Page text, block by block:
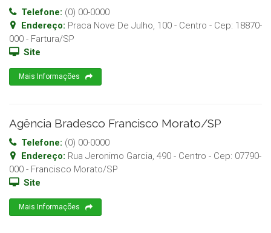
Telefone: (0) 00-0000
Endereço: Praca Nove De Julho, 100 - Centro - Cep: 18870-
000 - Fartura/SP
Site
Mais Informações
Agência Bradesco Francisco Morato/SP
Telefone: (0) 00-0000
Endereço: Rua Jeronimo Garcia, 490 - Centro - Cep: 07790-
000 - Francisco Morato/SP
Site
Mais Informações